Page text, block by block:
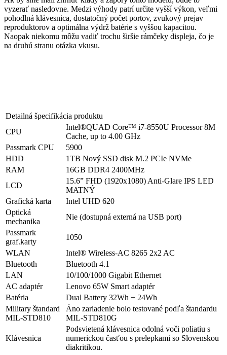
vyzerať nasledovne. Medzi výhody patrí určite vyšší výkon, veľmi
pohodlná klávesnica, dostatočný počet portov, zvukový prejav
reproduktorov a optimálna výdrž batérie s vyššou kapacitou.
Naopak niekomu môžu vadiť trochu širšie rámčeky displeja, čo je
na druhú stranu otázka vkusu.
Detailná špecifikácia produktu
CPU
Intel®QUAD Core™ i7-8550U Processor 8M
Cache, up to 4.00 GHz
Passmark CPU
5900
HDD
1TB Nový SSD disk M.2 PCIe NVMe
RAM
16GB DDR4 2400MHz
LCD
15.6” FHD (1920x1080) Anti-Glare IPS LED
MATNÝ
Grafická karta
Intel UHD 620
Optická
mechanika
Nie (dostupná externá na USB port)
Passmark
graf.karty
1050
WLAN
Intel® Wireless-AC 8265 2x2 AC
Bluetooth
Bluetooth 4.1
LAN
10/100/1000 Gigabit Ethernet
AC adaptér
Lenovo 65W Smart adaptér
Batéria
Dual Battery 32Wh + 24Wh
Military štandard
MIL-STD810
Áno zariadenie bolo testované podľa štandardu
MIL-STD810G
Klávesnica
Podsvietená klávesnica odolná voči poliatiu s
numerickou časťou s prelepkami so Slovenskou
diakritikou.